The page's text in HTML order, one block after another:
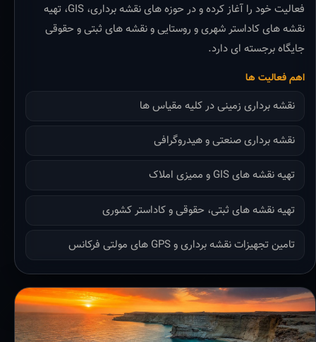
فعالیت خود را آغاز کرده و در حوزه های نقشه برداری، GIS، تهیه
نقشه های کاداستر شهری و روستایی و نقشه های ثبتی و حقوقی
جایگاه برجسته ای دارد.
اهم فعالیت ها
نقشه برداری زمینی در کلیه مقیاس ها
نقشه برداری صنعتی و هیدروگرافی
تهیه نقشه های GIS و ممیزی املاک
تهیه نقشه های ثبتی، حقوقی و کاداستر کشوری
تامین تجهیزات نقشه برداری و GPS های مولتی فرکانس